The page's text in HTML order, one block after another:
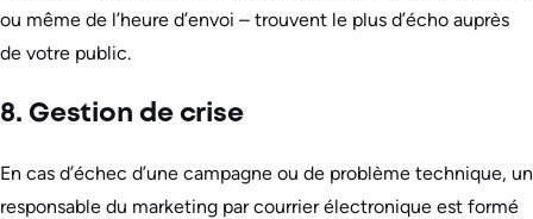
ou même de l’heure d’envoi – trouvent le plus d’écho auprès
de votre public.
8. Gestion de crise
En cas d’échec d’une campagne ou de problème technique, un
responsable du marketing par courrier électronique est formé